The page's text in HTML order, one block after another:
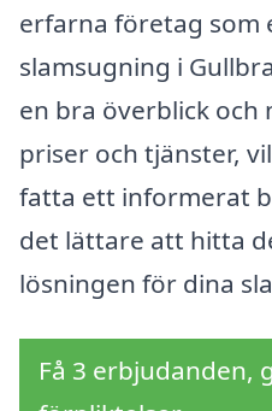
erfarna företag som
slamsugning i
en bra överblick
priser och tjänster,
fatta ett informerat
det lättare att hitta
lösningen för dina
Få 3 erbjudanden,